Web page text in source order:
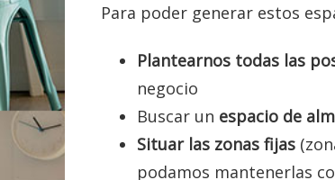
Para poder generar estos
Plantearnos todas las
negocio
Buscar un espacio de
Situar las zonas fijas
podamos mantenerlas